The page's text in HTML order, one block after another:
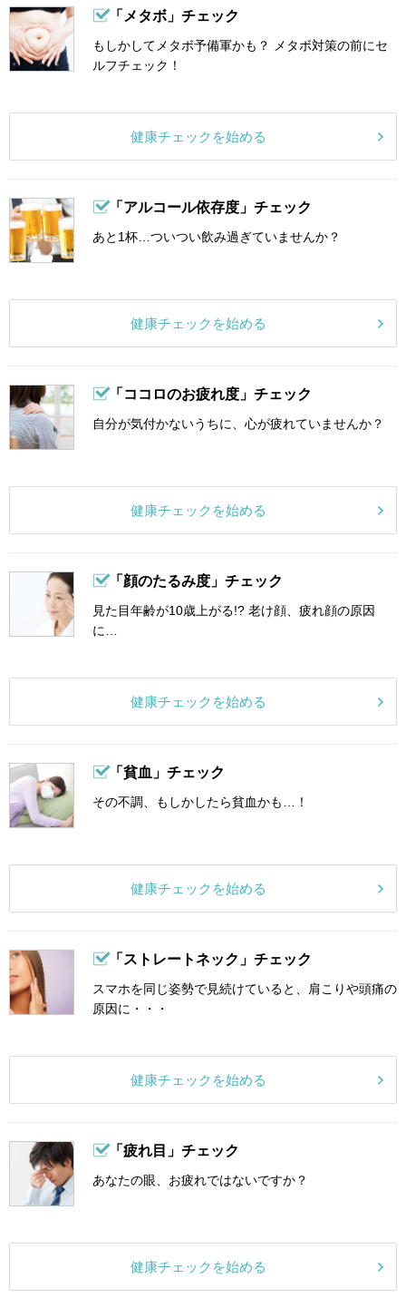
「メタボ」チェック
もしかしてメタボ予備軍かも？ メタボ対策の前にセ
ルフチェック！
健康チェックを始める
「アルコール依存度」チェック
あと1杯…ついつい飲み過ぎていませんか？
健康チェックを始める
「ココロのお疲れ度」チェック
自分が気付かないうちに、心が疲れていませんか？
健康チェックを始める
「顔のたるみ度」チェック
見た目年齢が10歳上がる!? 老け顔、疲れ顔の原因
に…
健康チェックを始める
「貧血」チェック
その不調、もしかしたら貧血かも…！
健康チェックを始める
「ストレートネック」チェック
スマホを同じ姿勢で見続けていると、肩こりや頭痛の
原因に・・・
健康チェックを始める
「疲れ目」チェック
あなたの眼、お疲れではないですか？
健康チェックを始める